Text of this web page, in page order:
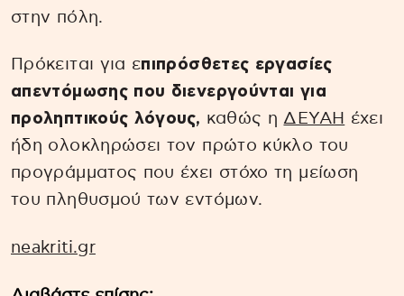
στην πόλη.
Πρόκειται για επιπρόσθετες εργασίες
απεντόμωσης που διενεργούνται για
προληπτικούς λόγους, καθώς ηΔΕΥΑΗ έχει
ήδη ολοκληρώσει τον πρώτο κύκλο του
προγράμματος που έχει στόχο τη μείωση
του πληθυσμού των εντόμων.
neakriti.gr